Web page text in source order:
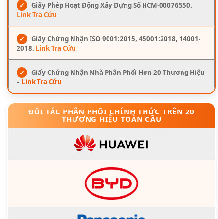
✓
Giấy Phép Hoạt Động Xây Dựng Số HCM-00076550.
Link Tra Cứu
✓
Giấy Chứng Nhận ISO 9001:2015, 45001:2018, 14001-
2018. Link Tra Cứu
✓
Giấy Chứng Nhận Nhà Phân Phối Hơn 20 Thương Hiệu
– Link Tra Cứu
ĐỐI TÁC PHÂN PHỐI CHÍNH THỨC TRÊN 20
THƯƠNG HIỆU TOÀN CẦU